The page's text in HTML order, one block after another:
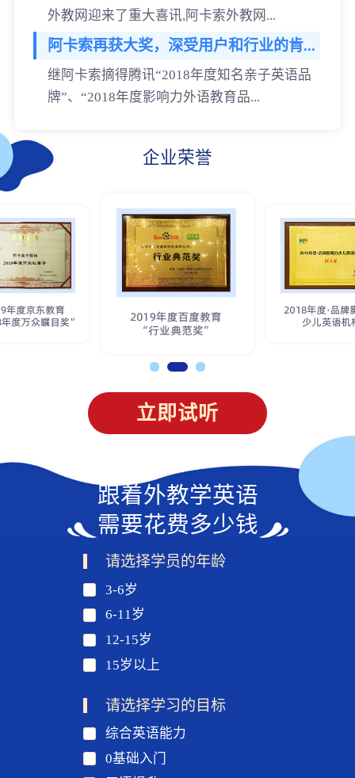
外教网迎来了重大喜讯,阿卡索外教网...
阿卡索再获大奖，深受用户和行业的肯...
继阿卡索摘得腾讯“2018年度知名亲子英语品
牌”、“2018年度影响力外语教育品...
企业荣誉
立即试听
跟着外教学英语
需要花费多少钱
请选择学员的年龄
3-6岁
6-11岁
12-15岁
15岁以上
请选择学习的目标
综合英语能力
0基础入门